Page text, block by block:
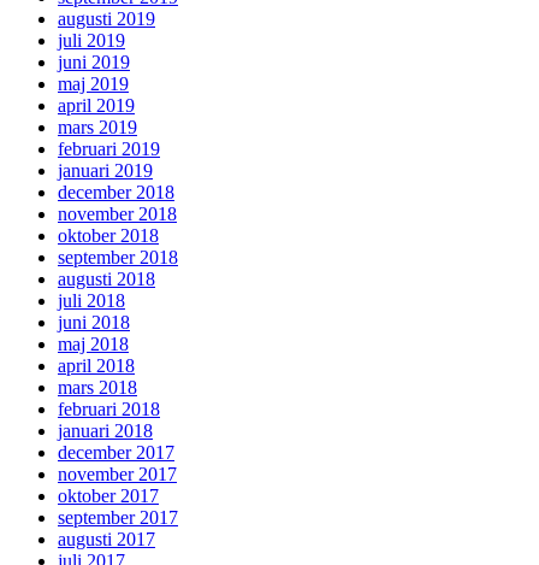
augusti 2019
juli 2019
juni 2019
maj 2019
april 2019
mars 2019
februari 2019
januari 2019
december 2018
november 2018
oktober 2018
september 2018
augusti 2018
juli 2018
juni 2018
maj 2018
april 2018
mars 2018
februari 2018
januari 2018
december 2017
november 2017
oktober 2017
september 2017
augusti 2017